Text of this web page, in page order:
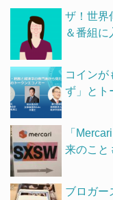
ザ！世界
＆番組
コインが
ず」とト
「
来のこと
ブロガー